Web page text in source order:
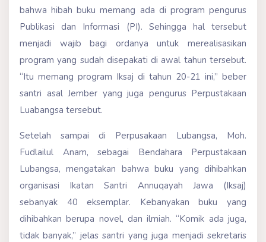
bahwa hibah buku memang ada di program pengurus
Publikasi dan Informasi (PI). Sehingga hal tersebut
menjadi wajib bagi ordanya untuk merealisasikan
program yang sudah disepakati di awal tahun tersebut.
“Itu memang program Iksaj di tahun 20-21 ini,” beber
santri asal Jember yang juga pengurus Perpustakaan
Luabangsa tersebut.
Setelah sampai di Perpusakaan Lubangsa, Moh.
Fudlailul Anam, sebagai Bendahara Perpustakaan
Lubangsa, mengatakan bahwa buku yang dihibahkan
organisasi Ikatan Santri Annuqayah Jawa (Iksaj)
sebanyak 40 eksemplar. Kebanyakan buku yang
dihibahkan berupa novel, dan ilmiah. “Komik ada juga,
tidak banyak,” jelas santri yang juga menjadi sekretaris